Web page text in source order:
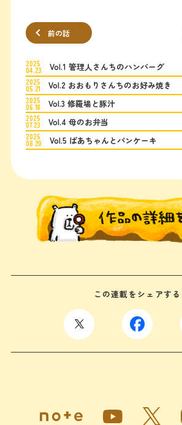
前の話
2025
04.23 Vol.1 管理人さんちのハンバーグ
2025
05.21 Vol.2 おおもりさんちのお好み焼き
2025
06.18 Vol.3 修羅場と豚汁
2025
07.23 Vol.4 母のお弁当
2025
08.20 Vol.5 ばあちゃんとパンケーキ
この連載をシェアする